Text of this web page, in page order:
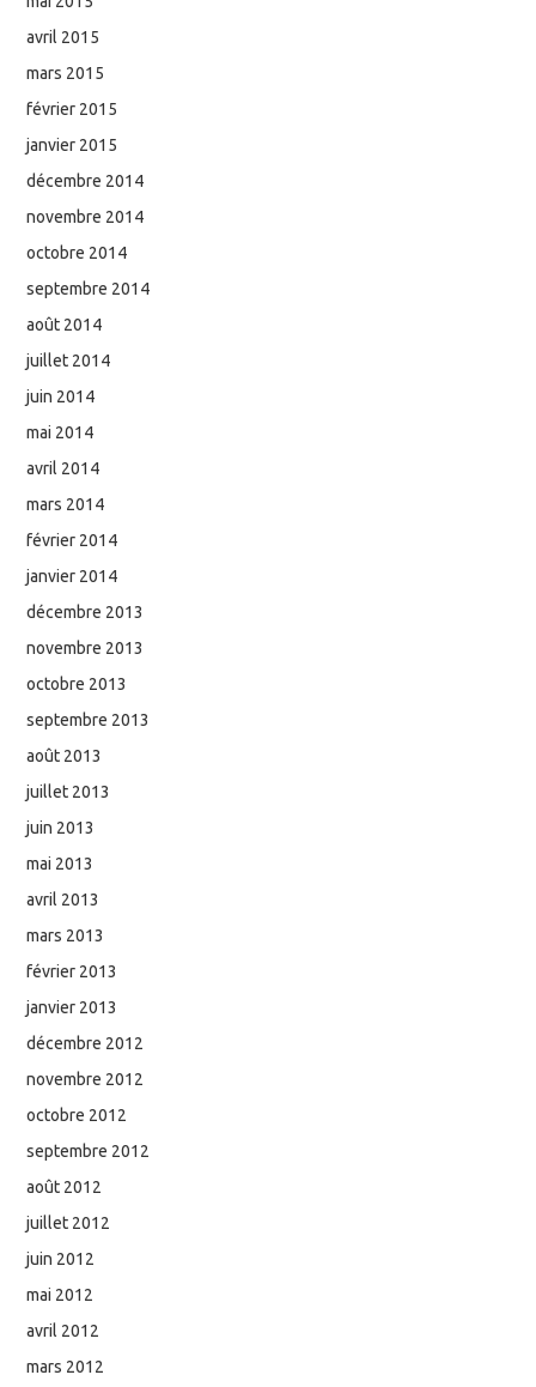
avril 2015
mars 2015
février 2015
janvier 2015
décembre 2014
novembre 2014
octobre 2014
septembre 2014
août 2014
juillet 2014
juin 2014
mai 2014
avril 2014
mars 2014
février 2014
janvier 2014
décembre 2013
novembre 2013
octobre 2013
septembre 2013
août 2013
juillet 2013
juin 2013
mai 2013
avril 2013
mars 2013
février 2013
janvier 2013
décembre 2012
novembre 2012
octobre 2012
septembre 2012
août 2012
juillet 2012
juin 2012
mai 2012
avril 2012
mars 2012